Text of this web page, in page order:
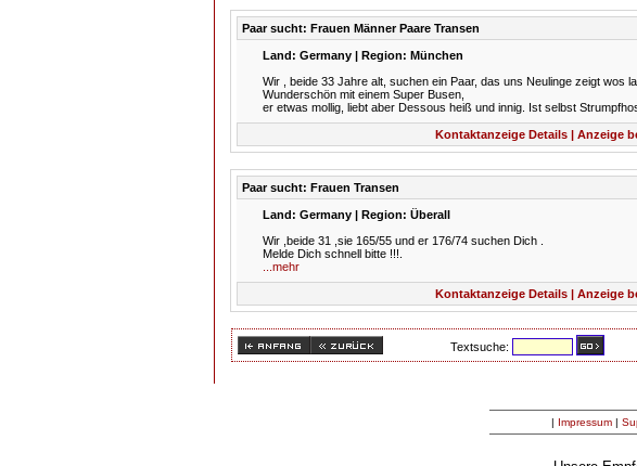
Paar sucht: Frauen Männer Paare Transen
Land: Germany | Region: München
Wir , beide 33 Jahre alt, suchen ein Paar, das uns Neulinge zeigt wos
Wunderschön mit einem Super Busen,
er etwas mollig, liebt aber Dessous heiß und innig. Ist selbst
Kontaktanzeige Details | Anzeige
Paar sucht: Frauen Transen
Land: Germany | Region: Überall
Wir ,beide 31 ,sie 165/55 und er 176/74 suchen Dich .
Melde Dich schnell bitte !!!.
...mehr
Kontaktanzeige Details | Anzeige
Textsuche:
| Impressum|